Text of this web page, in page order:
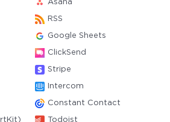
Asana
RSS
Google Sheets
ClickSend
Stripe
Intercom
Constant Contact
Todoist